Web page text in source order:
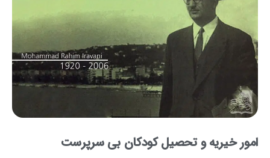
خیریه و تحصیل کودکان بی سرپرست